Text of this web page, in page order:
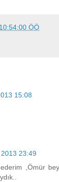
ÖÖ
15:08
23:49
,Ömür